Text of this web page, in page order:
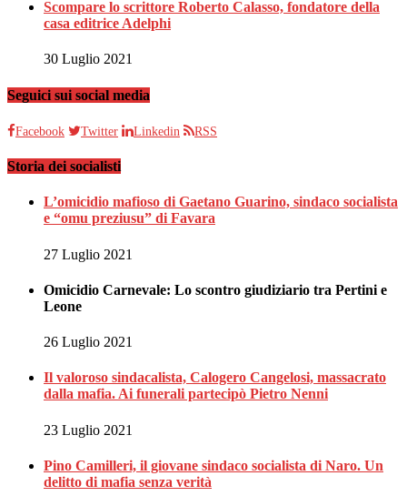
Scompare lo scrittore Roberto Calasso, fondatore della
casa editrice Adelphi
30 Luglio 2021
Seguici sui social media
Facebook Twitter Linkedin RSS
Storia dei socialisti
L’omicidio mafioso di Gaetano Guarino, sindaco socialista
e “omu preziusu” di Favara
27 Luglio 2021
Omicidio Carnevale: Lo scontro giudiziario tra Pertini e
Leone
26 Luglio 2021
Il valoroso sindacalista, Calogero Cangelosi, massacrato
dalla mafia. Ai funerali partecipò Pietro Nenni
23 Luglio 2021
Pino Camilleri, il giovane sindaco socialista di Naro. Un
delitto di mafia senza verità